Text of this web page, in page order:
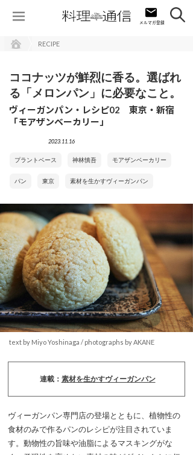
RECIPE
ココナッツが鮮烈に香る。選ばれ
る「メロンパン」に必要なこと。
ヴィーガンパン・レシピ02 東京・新宿
「モアザンベーカリー」
2023.11.16
プラントベース 神林慎吾 モアザンベーカリー
パン 東京 素材を生かすヴィーガンパン
text by Miyo Yoshinaga / photographs by AKANE
連載： 素材を生かすヴィーガンパン
ヴィーガンパン専門店の登場とともに、植物性の
食材のみで作るパンのレシピが注目されていま
す。動物性の旨味や油脂によるマスキングがな